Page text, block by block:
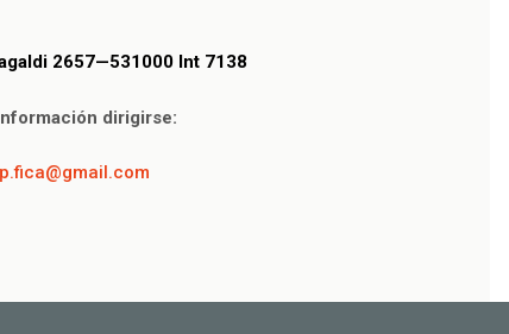
2657—531000 Int 7138
dirigirse: